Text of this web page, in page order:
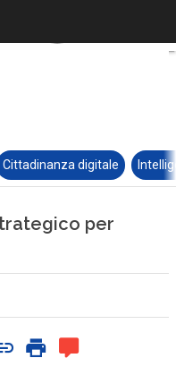
Cittadinanza digitale
per